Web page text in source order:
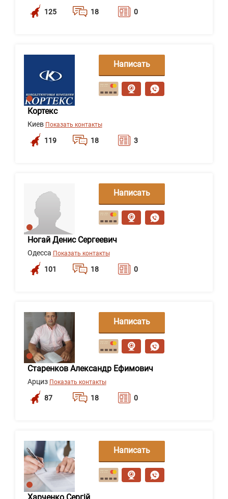
125 18 0
Кортекс
Киев Показать контакты
119 18 3
Написать
сообщение
Ногай Денис Сергеевич
Одесса Показать контакты
101 18 0
Написать
сообщение
Старенков Александр Ефимович
Арциз Показать контакты
87 18 0
Написать
сообщение
Написать
сообщение